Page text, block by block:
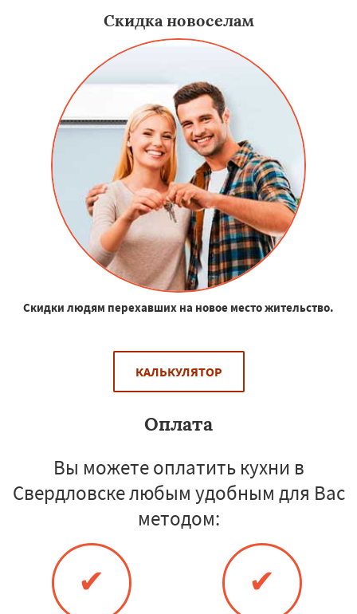
Скидка новоселам
Скидки людям перехавших на новое место жительство.
КАЛЬКУЛЯТОР
Оплата
Вы можете оплатить кухни в
Свердловске любым удобным для Вас
методом:
✔ ✔